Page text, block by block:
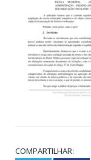
COMPARTILHAR: